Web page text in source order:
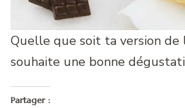
Quelle que soit ta version de
souhaite une bonne
Partager :